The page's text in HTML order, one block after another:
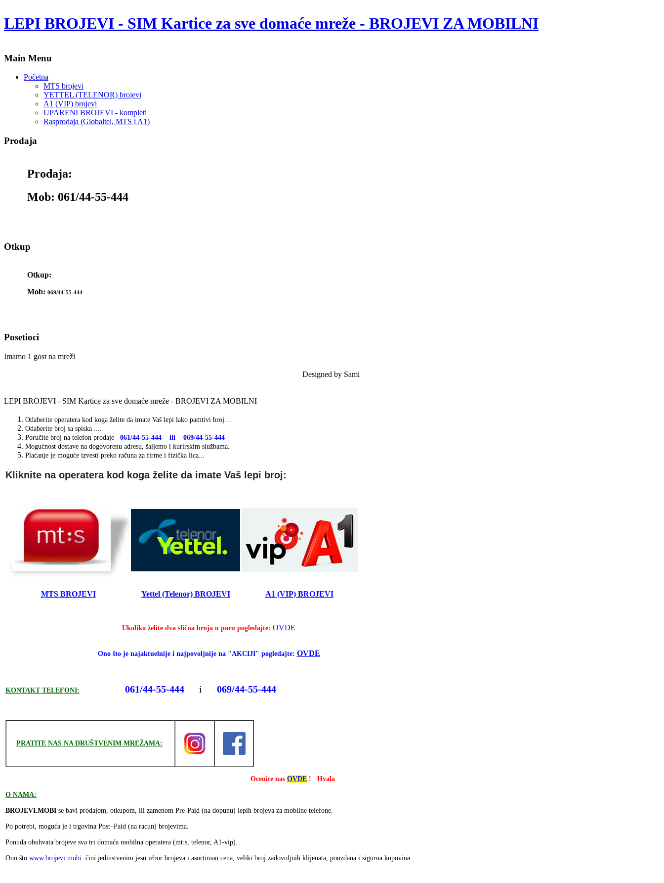
LEPI BROJEVI - SIM Kartice za sve domaće mreže - BROJEVI ZA MOBILNI
Main Menu
Početna
MTS brojevi
YETTEL (TELENOR) brojevi
A1 (VIP) brojevi
UPARENI BROJEVI - kompleti
Rasprodaja (Globaltel, MTS i A1)
Prodaja
Prodaja:
Mob: 061/44-55-444
Otkup
Otkup:
Mob: 069/44-55-444
Posetioci
Imamo 1 gost na mreži
Designed by Sami
LEPI BROJEVI - SIM Kartice za sve domaće mreže - BROJEVI ZA MOBILNI
Odaberite operatera kod koga želite da imate Vaš lepi lako pamtivi broj....
Odaberite broj sa spiska ....
Poručite broj na telefon prodaje 061/44-55-444 ili 069/44-55-444
Mogućnost dostave na dogovorenu adresu, šaljemo i kurirskim službama.
Plaćanje je moguće izvesti preko računa za firme i fizička lica...
Kliknite na operatera kod koga želite da imate Vaš lepi broj:
MTS BROJEVI Yettel (Telenor) BROJEVI A1 (VIP) BROJEVI
Ukoliko želite dva slična broja u paru pogledajte: OVDE
Ono što je najaktuelnije i najpovoljnije na "AKCIJI" pogledajte: OVDE
KONTAKT TELEFONI: 061/44-55-444 i 069/44-55-444
PRATITE NAS NA DRUŠTVENIM MREŽAMA:
Ocenite nas OVDE ! Hvala
O NAMA:
BROJEVI.MOBI se bavi prodajom, otkupom, ili zamenom Pre-Paid (na dopunu) lepih brojeva za mobilne telefone.
Po potrebi, moguća je i trgovina Post–Paid (na racun) brojevima.
Ponuda obuhvata brojeve sva tri domaća mobilna operatera (mt:s, telenor, A1-vip).
Ono što www.brojevi.mobi čini jedinstvenim jesu izbor brojeva i asortiman cena, veliki broj zadovoljnih klijenata, pouzdana i sigurna kupovina.